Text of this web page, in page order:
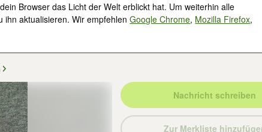
Browser das Licht der Welt erblickt hat. Um weiterhin alle
ihn aktualisieren. Wir empfehlenGoogle Chrome, Mozilla Firefox,
Nachricht schreiben
Zur Merkliste